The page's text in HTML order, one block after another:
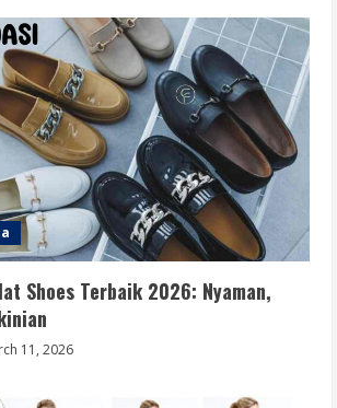
Shoes Terbaik 2026: Nyaman,
11, 2026